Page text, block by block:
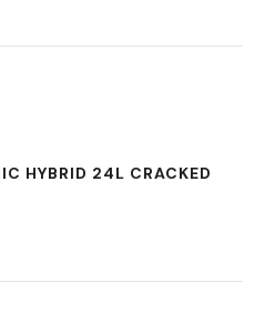
HYBRID 24L CRACKED